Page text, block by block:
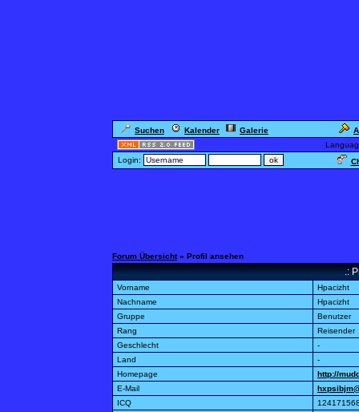
Suchen Kalender Galerie
Login:
Forum Übersicht» Profil ansehen
.:
Vorname
Hpacizht
Nachname
Hpacizht
Gruppe
Benutzer
Rang
Reisender
Geschlecht
-
Land
-
Homepage
http://
E-Mail
ICQ